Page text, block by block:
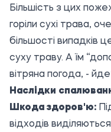
Більшість з цих
горіли сухі трава,
більшості випадків
суху траву. А їм
вітряна погода, -
Наслідки
Шкода здоров'ю:
відходів